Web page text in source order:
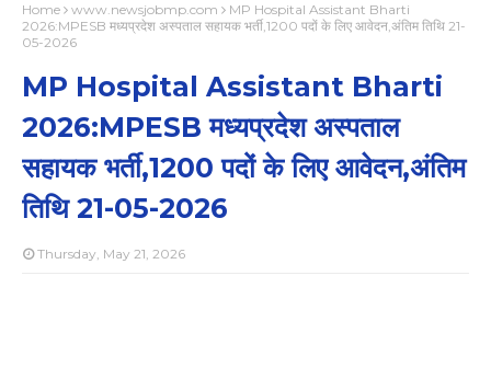
Home www.newsjobmp.com
MP Hospital Assistant Bharti
2026:MPESB मध्यप्रदेश अस्पताल सहायक भर्ती,1200 पदों के लिए आवेदन,अंतिम तिथि 21-
05-2026
MP Hospital Assistant Bharti
2026:MPESB मध्यप्रदेश अस्पताल
सहायक भर्ती,1200 पदों के लिए आवेदन,अंतिम
तिथि 21-05-2026
Thursday, May 21, 2026